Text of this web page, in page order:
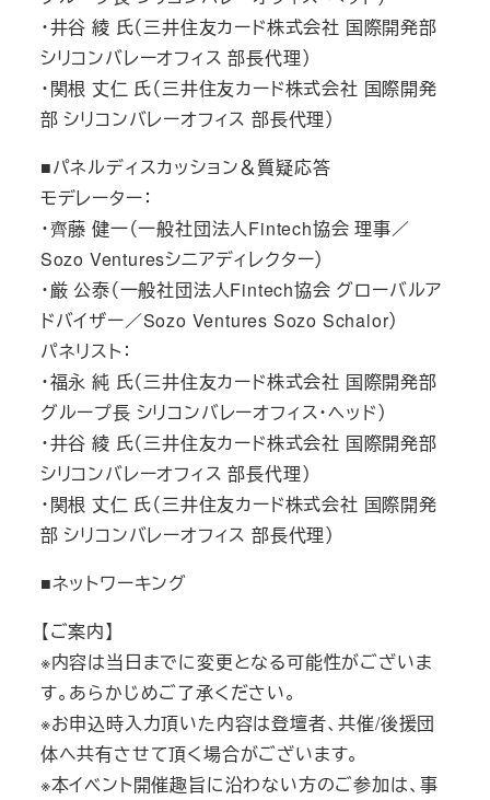
・井谷 綾 氏（三井住友カード株式会社 国際開発部
シリコンバレーオフィス 部長代理）
・関根 丈仁 氏（三井住友カード株式会社 国際開発
部 シリコンバレーオフィス 部長代理）
■パネルディスカッション＆質疑応答
モデレーター：
・齊藤 健一（一般社団法人Fintech協会 理事／
Sozo Venturesシニアディレクター）
・厳 公泰（一般社団法人Fintech協会 グローバルア
ドバイザー／Sozo Ventures Sozo Schalor）
パネリスト：
・福永 純 氏（三井住友カード株式会社 国際開発部
グループ長 シリコンバレーオフィス・ヘッド）
・井谷 綾 氏（三井住友カード株式会社 国際開発部
シリコンバレーオフィス 部長代理）
・関根 丈仁 氏（三井住友カード株式会社 国際開発
部 シリコンバレーオフィス 部長代理）
■ネットワーキング
【ご案内】
※内容は当日までに変更となる可能性がございま
す。あらかじめご了承ください。
※お申込時入力頂いた内容は登壇者、共催/後援団
体へ共有させて頂く場合がございます。
※本イベント開催趣旨に沿わない方のご参加は、事